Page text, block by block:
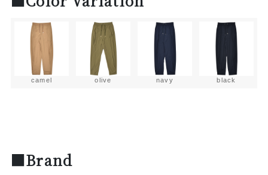
camel olive navy black
■Brand